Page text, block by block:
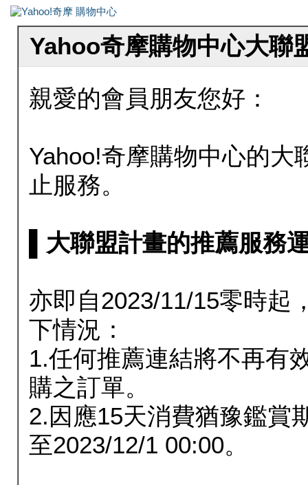
Yahoo奇摩購物中心大聯
親愛的會員朋友您好：
Yahoo!奇摩購物中心的大
止服務。
▌大聯盟計畫的推薦服務
亦即自2023/11/15零時起
下情況：
1.任何推薦連結將不再有
購之訂單。
2.因應15天消費猶豫鑑賞
至2023/12/1 00:00。